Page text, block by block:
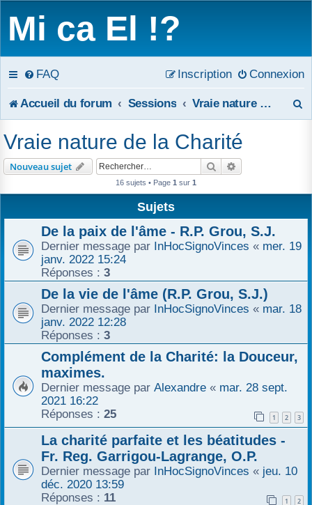
Mi ca El !?
FAQ Connexion
Inscription
Accueil du forum Sessions Vraie nature de la Charité
h
Vraie nature de la Charité
Nouveau sujet Rechercher
16 sujets • Page 1 sur 1
Sujets
De la paix de l'âme - R.P. Grou, S.J.
Dernier message par InHocSignoVinces « mer. 19
janv. 2022 15:24
Réponses : 3
De la vie de l'âme (R.P. Grou, S.J.)
Dernier message par InHocSignoVinces « mar. 18
janv. 2022 12:28
Réponses : 3
Complément de la Charité: la Douceur,
maximes.
Dernier message par Alexandre « mar. 28 sept.
2021 16:22
Réponses : 25 1 2 3
La charité parfaite et les béatitudes -
Fr. Reg. Garrigou-Lagrange, O.P.
Dernier message par InHocSignoVinces « jeu. 10
déc. 2020 13:59
Réponses : 11 1 2